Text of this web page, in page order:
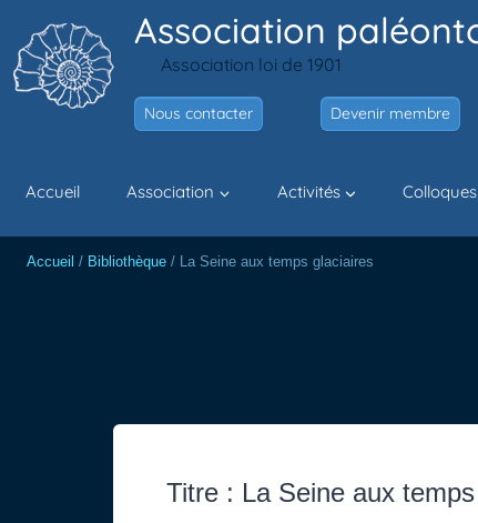
contenu
Association
Association loi de 1901
Nous contacter Devenir membre
Accueil Association Activités Colloques
Accueil / Bibliothèque / La Seine aux temps glaciaires
Titre : La Seine aux